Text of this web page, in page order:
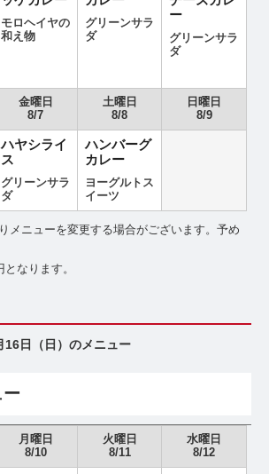
モロヘイヤの
和え物
グリーンサラ
ダ
ー
グリーンサラ
ダ
金曜日
8/7
土曜日
8/8
日曜日
8/9
ハヤシライ
ス
グリーンサラ
ダ
ハンバーグ
カレー
ヨーグルトス
イーツ
メニューを変更する場合がございます。予め
なります。
16日（日）のメニュー
月曜日
8/10
火曜日
8/11
水曜日
8/12